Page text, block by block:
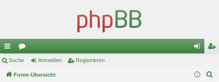
ch
ne
or
en m ist
Suche Anmelden Registrieren
Foren-Übersicht